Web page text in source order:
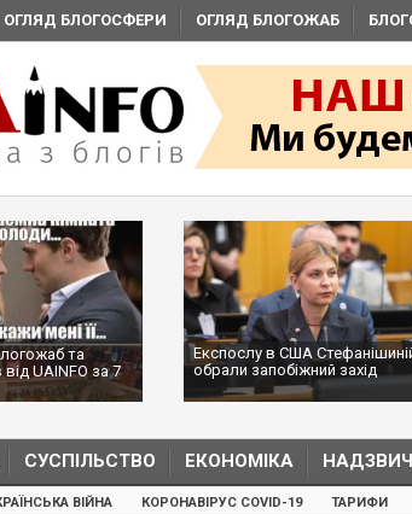
ОГЛЯД БЛОГОСФЕРИ ОГЛЯД БЛОГОЖАБ
та
UAINFO за 7
Експослу в США
обрали запобіжний захід
СУСПІЛЬСТВО ЕКОНОМІКА
ВІЙНА КОРОНАВІРУС COVID-19 ТАРИФИ